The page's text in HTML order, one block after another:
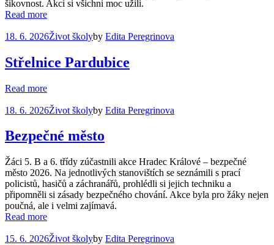
šikovnost. Akci si všichni moc užili.
Read more
18. 6. 2026Život školyby Edita Peregrinova
Střelnice Pardubice
Read more
18. 6. 2026Život školyby Edita Peregrinova
Bezpečné město
Žáci 5. B a 6. třídy zúčastnili akce Hradec Králové – bezpečné
město 2026. Na jednotlivých stanovištích se seznámili s prací
policistů, hasičů a záchranářů, prohlédli si jejich techniku a
připomněli si zásady bezpečného chování. Akce byla pro žáky nejen
poučná, ale i velmi zajímavá.
Read more
15. 6. 2026Život školyby Edita Peregrinova